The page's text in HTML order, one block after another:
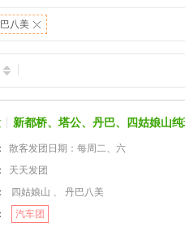
八美
新都桥、塔公、丹巴、四姑娘山
散客发团日期：每周二、六
天天发团
四姑娘山 、 丹巴八美
汽车团